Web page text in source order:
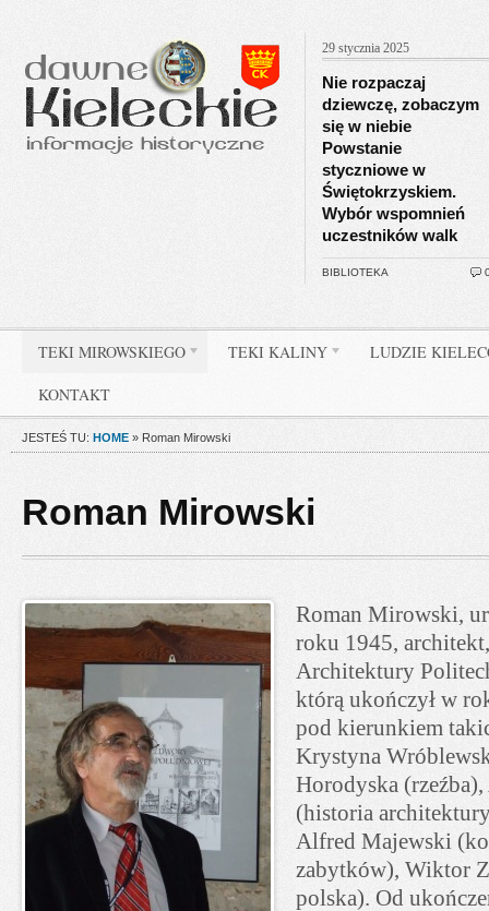
29 stycznia 2025
Nie rozpaczaj
dziewczę, zobaczym
się w niebie
Powstanie
styczniowe w
Świętokrzyskiem.
Wybór wspomnień
uczestników walk
BIBLIOTEKA
TEKI MIROWSKIEGO TEKI KALINY LUDZIE
KONTAKT
JESTEŚ TU: HOME » Roman Mirowski
Roman Mirowski
Roman Mirowski,
roku 1945,
Architektury
którą ukończył w
pod kierunkiem
Krystyna
Horodyska
(historia
Alfred Majewski
zabytków), Wiktor
polska). Od